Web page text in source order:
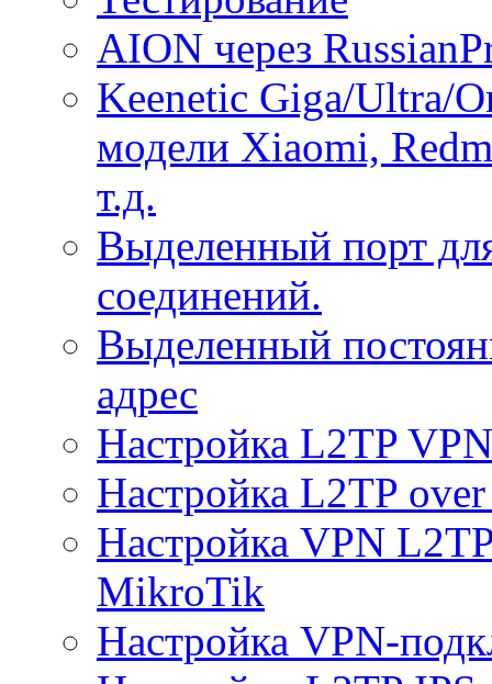
AION через
Keenetic Giga/Ultra/
модели Xiaomi,
т.д.
Выделенный порт
соединений.
Выделенный
адрес
Настройка L2TP
Настройка L2TP
Настройка VPN
MikroTik
Настройка VPN-